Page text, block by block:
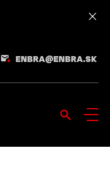
ENBRA@ENBRA.SK